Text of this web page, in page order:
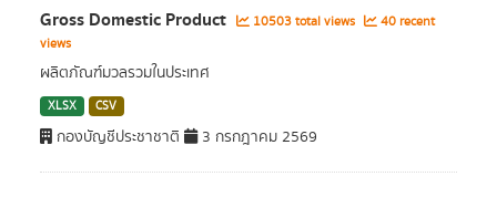
Gross Domestic Product 10503 total views
40 recent
views
ผลิตภัณฑ์มวลรวมในประเทศ
XLSX CSV
กองบัญชีประชาชาติ 3 กรกฎาคม 2569